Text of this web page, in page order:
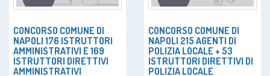
CONCORSO COMUNE DI
NAPOLI 176 ISTRUTTORI
AMMINISTRATIVI E 169
ISTRUTTORI DIRETTIVI
AMMINISTRATIVI
CONCORSO COMUNE DI
NAPOLI 215 AGENTI DI
POLIZIA LOCALE + 53
ISTRUTTORI DIRETTIVI DI
POLIZIA LOCALE